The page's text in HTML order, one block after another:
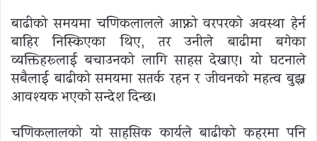
बाढीको समयमा चणिकलालले आफ्नो वरपरको अवस्था हेर्न
बाहिर निस्किएका थिए, तर उनीले बाढीमा बगेका
व्यक्तिहरूलाई बचाउनको लागि साहस देखाए। यो घटनाले
सबैलाई बाढीको समयमा सतर्क रहन र जीवनको महत्व बुझ्न
आवश्यक भएको सन्देश दिन्छ।
चणिकलालको यो साहसिक कार्यले बाढीको कहरमा पनि